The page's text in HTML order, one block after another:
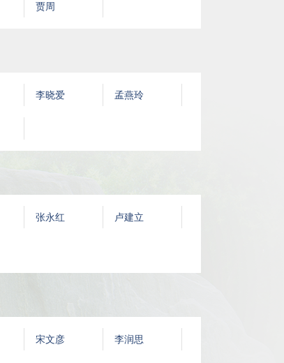
贾周
李晓爱 孟燕玲
张永红 卢建立
宋文彦 李润思